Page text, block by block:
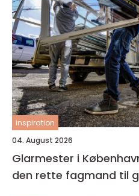
inspiration
04. August 2026
Glarmester i
den rette fagmand til